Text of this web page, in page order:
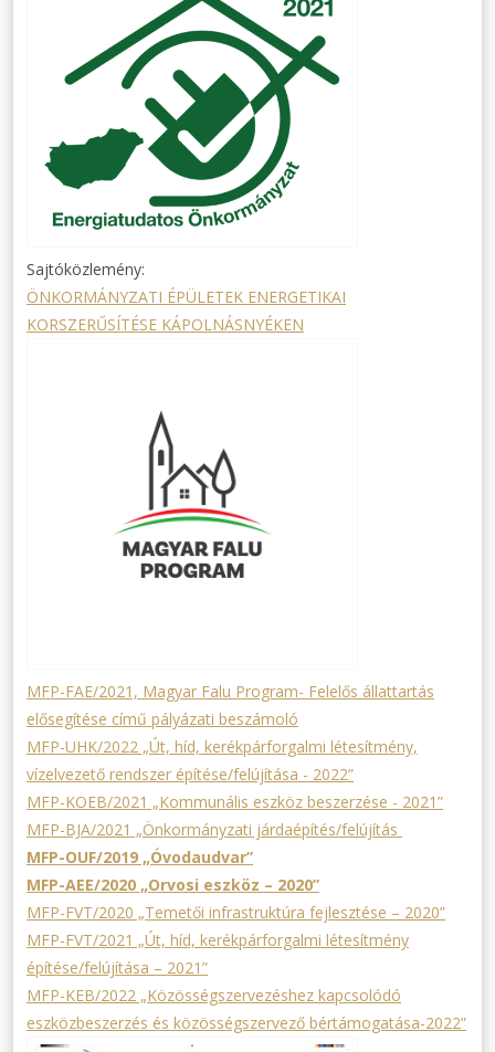
Sajtóközlemény:
ÖNKORMÁNYZATI ÉPÜLETEK ENERGETIKAI
KORSZERŰSÍTÉSE KÁPOLNÁSNYÉKEN
MFP-FAE/2021, Magyar Falu Program- Felelős állattartás
elősegítése című pályázati beszámoló
MFP-UHK/2022 „Út, híd, kerékpárforgalmi létesítmény,
vízelvezető rendszer építése/felújítása - 2022”
MFP-KOEB/2021 „Kommunális eszköz beszerzése - 2021”
MFP-BJA/2021 „Önkormányzati járdaépítés/felújítás
MFP-OUF/2019 „Óvodaudvar”
MFP-AEE/2020 „Orvosi eszköz – 2020”
MFP-FVT/2020 „Temetői infrastruktúra fejlesztése – 2020”
MFP-FVT/2021 „Út, híd, kerékpárforgalmi létesítmény
építése/felújítása – 2021”
MFP-KEB/2022 „Közösségszervezéshez kapcsolódó
eszközbeszerzés és közösségszervező bértámogatása-2022”